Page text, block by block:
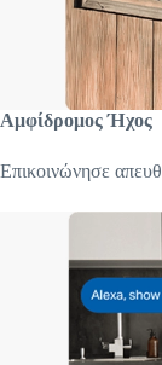
Αμφίδρομος Ήχος
Επικοινώνησε